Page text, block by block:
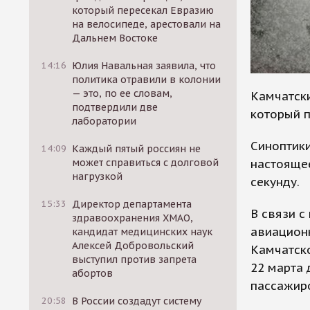
который пересекал Евразию
на велосипеде, арестовали на
Дальнем Востоке
14:16 Юлия Навальная заявила, что
политика отравили в колонии
— это, по ее словам,
подтвердили две
лаборатории
14:09 Каждый пятый россиян не
может справиться с долговой
нагрузкой
15:33
Директор департамента
здравоохранения ХМАО,
кандидат медицинских наук
Алексей Добровольский
выступил против запрета
абортов
20:58
В России создадут систему
который
секунду.
В связи
22 марта